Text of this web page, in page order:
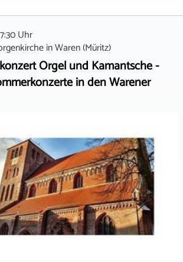
Uhr
inWaren (Müritz)
Orgel und Kamantsche -
in den Warener